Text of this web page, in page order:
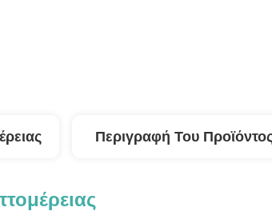
Περιγραφή Του